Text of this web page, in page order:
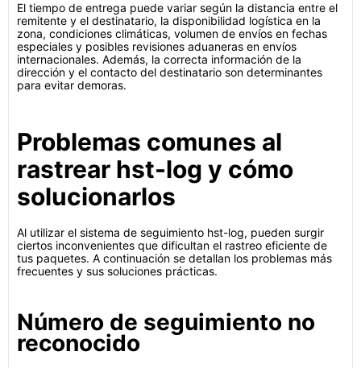
El tiempo de entrega puede variar según la distancia entre el
remitente y el destinatario, la disponibilidad logística en la
zona, condiciones climáticas, volumen de envíos en fechas
especiales y posibles revisiones aduaneras en envíos
internacionales. Además, la correcta información de la
dirección y el contacto del destinatario son determinantes
para evitar demoras.
Problemas comunes al
rastrear hst-log y cómo
solucionarlos
Al utilizar el sistema de seguimiento hst-log, pueden surgir
ciertos inconvenientes que dificultan el rastreo eficiente de
tus paquetes. A continuación se detallan los problemas más
frecuentes y sus soluciones prácticas.
Número de seguimiento no
reconocido